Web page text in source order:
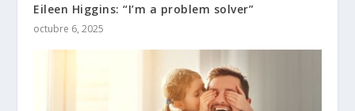
Eileen Higgins: “I’m a problem solver”
octubre 6, 2025